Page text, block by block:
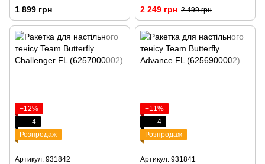
Comfort Junior FL (6110100009)
1 899 грн
Champion FL (6256800002)
2 249 грн 2 499 грн
−12%
4
Розпродаж
Артикул: 931842
−11%
4
Розпродаж
Артикул: 931841